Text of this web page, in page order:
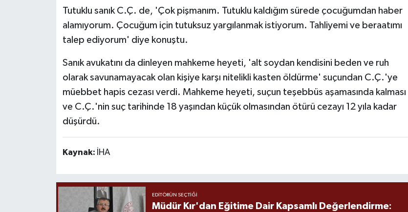
Tutuklu sanık C.Ç. de, 'Çok pişmanım. Tutuklu kaldığım sürede çocuğumdan haber
alamıyorum. Çocuğum için tutuksuz yargılanmak istiyorum. Tahliyemi ve beraatımı
talep ediyorum' diye konuştu.
Sanık avukatını da dinleyen mahkeme heyeti, 'alt soydan kendisini beden ve ruh
olarak savunamayacak olan kişiye karşı nitelikli kasten öldürme' suçundan C.Ç.'ye
müebbet hapis cezası verdi. Mahkeme heyeti, suçun teşebbüs aşamasında kalması
ve C.Ç.'nin suç tarihinde 18 yaşından küçük olmasından ötürü cezayı 12 yıla kadar
düşürdü.
Kaynak: İHA
EDITÖRÜN SEÇTIĞI
Müdür Kır'dan Eğitime Dair Kapsamlı Değerlendirme: